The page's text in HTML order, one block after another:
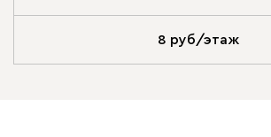
8 руб/этаж